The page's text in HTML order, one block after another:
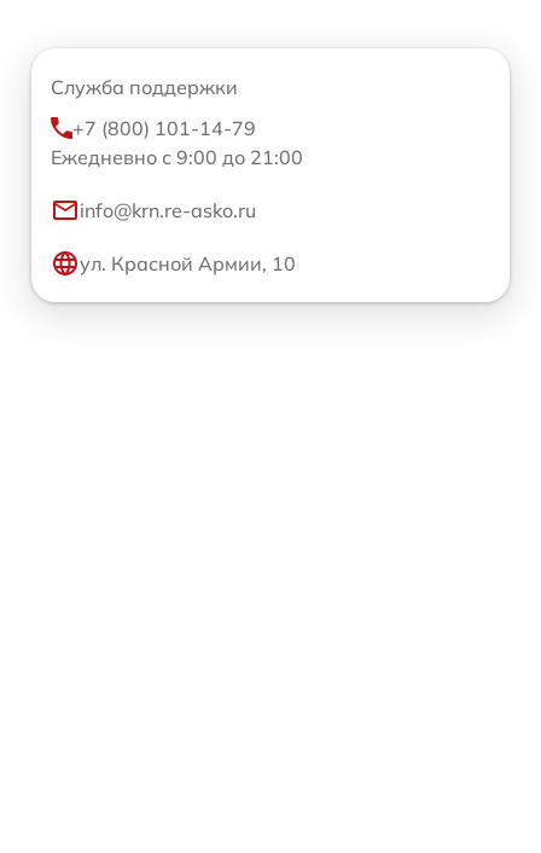
Служба поддержки
+7 (800) 101-14-79
Ежедневно с 9:00 до 21:00
info@krn.re-asko.ru
ул. Красной Армии, 10